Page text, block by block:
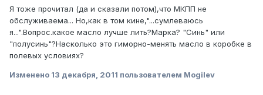
Я тоже прочитал (да и сказали потом),что МКПП не
обслуживаема... Но,как в том кине,"...сумлеваюсь
я...".Вопрос.какое масло лучше лить?Марка? "Синь" или
"полусинь"?Насколько это гиморно-менять масло в коробке в
полевых условиях?
Изменено 13 декабря, 2011 пользователем Mogilev